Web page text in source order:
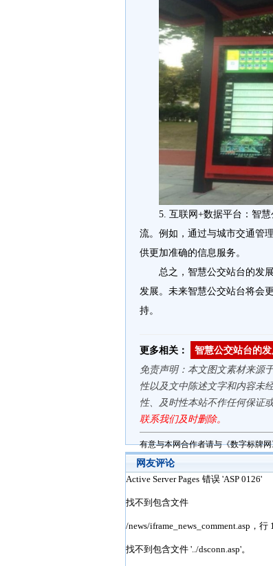
5. 互联网+数据平台：智
流。例如，通过与城市交通管
供更加准确的信息服务。
总之，智慧公交站台的发
发展。未来智慧公交站台将会
持。
更多相关：
智慧公交站台的
免责声明：本文图文素材来源
性以及文中陈述文字和内容未
性、及时性本站不作任何保证
联系我们及时删除。
有意与本网合作者请与《数字标牌
网友评论